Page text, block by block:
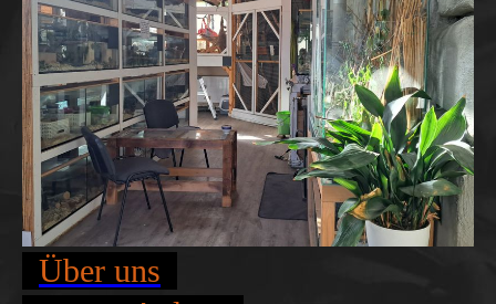
Über uns